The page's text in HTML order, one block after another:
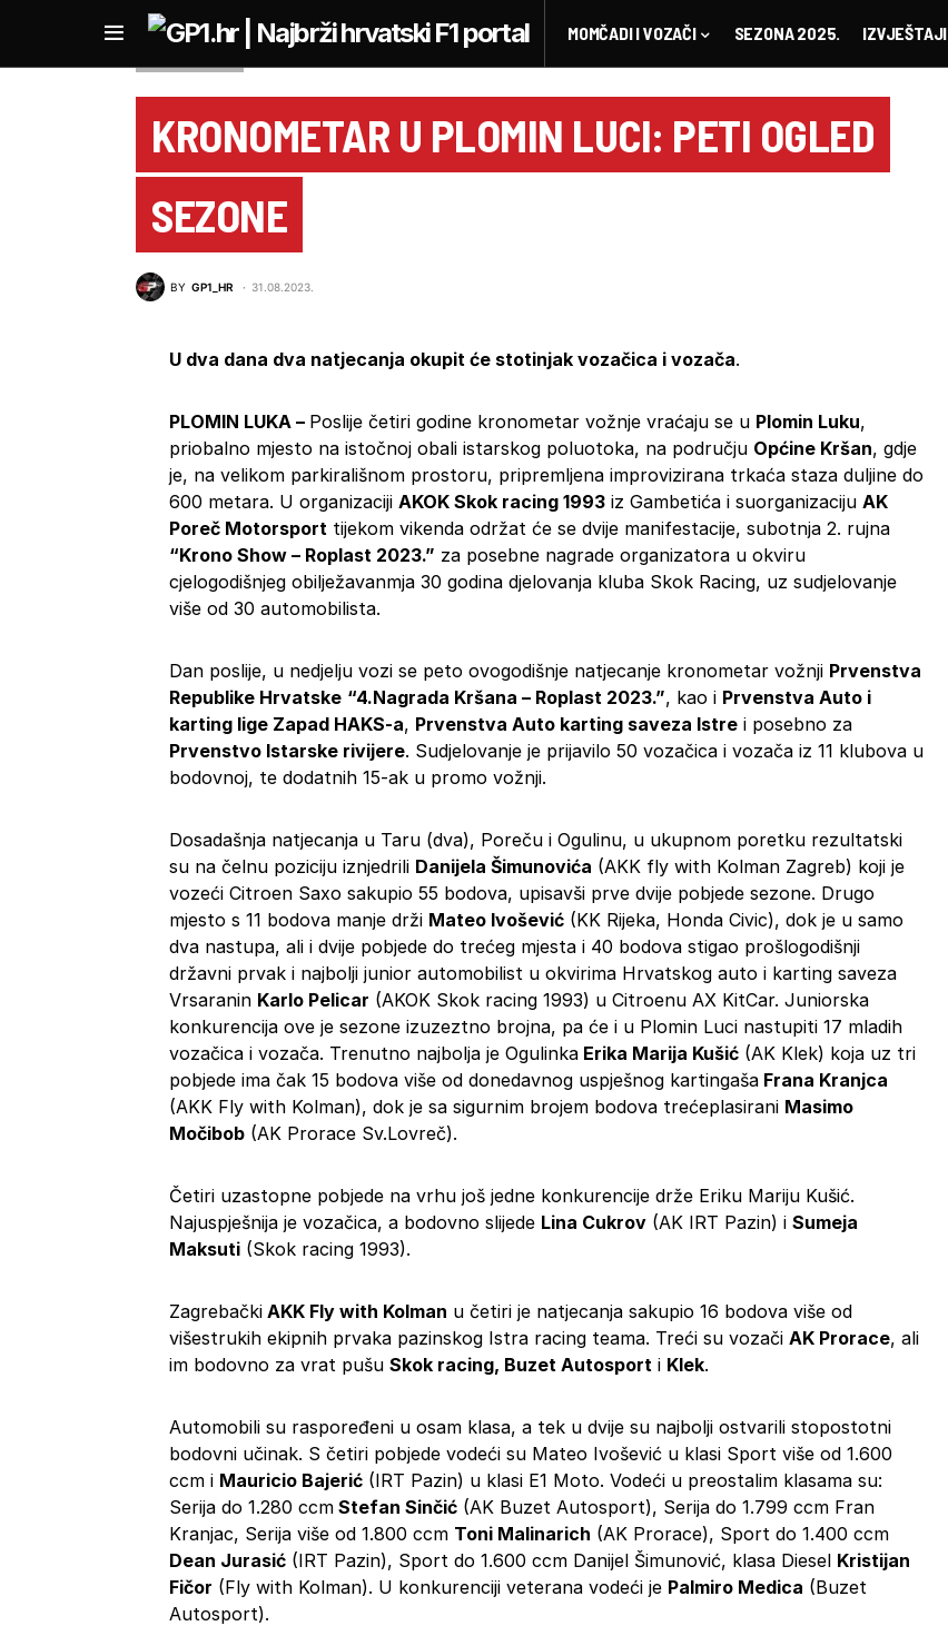
MOMČADI I VOZAČI SEZONA 2025. IZVJEŠTAJI
KRONOMETAR U PLOMIN LUCI: PETI OGLED
SEZONE
BY GP1_HR 31.08.2023.
U dva dana dva natjecanja okupit će stotinjak vozačica i vozača.
PLOMIN LUKA – Poslije četiri godine kronometar vožnje vraćaju se u Plomin Luku,
priobalno mjesto na istočnoj obali istarskog poluotoka, na području Općine Kršan, gdje
je, na velikom parkirališnom prostoru, pripremljena improvizirana trkaća staza duljine do
600 metara. U organizaciji AKOK Skok racing 1993 iz Gambetića i suorganizaciju AK
Poreč Motorsport tijekom vikenda održat će se dvije manifestacije, subotnja 2. rujna
“Krono Show – Roplast 2023.” za posebne nagrade organizatora u okviru
cjelogodišnjeg obilježavanmja 30 godina djelovanja kluba Skok Racing, uz sudjelovanje
više od 30 automobilista.
Dan poslije, u nedjelju vozi se peto ovogodišnje natjecanje kronometar vožnji Prvenstva
Republike Hrvatske “4.Nagrada Kršana – Roplast 2023.”, kao i Prvenstva Auto i
karting lige Zapad HAKS-a, Prvenstva Auto karting saveza Istre i posebno za
Prvenstvo Istarske rivijere. Sudjelovanje je prijavilo 50 vozačica i vozača iz 11 klubova u
bodovnoj, te dodatnih 15-ak u promo vožnji.
Dosadašnja natjecanja u Taru (dva), Poreču i Ogulinu, u ukupnom poretku rezultatski
su na čelnu poziciju iznjedrili Danijela Šimunovića (AKK fly with Kolman Zagreb) koji je
vozeći Citroen Saxo sakupio 55 bodova, upisavši prve dvije pobjede sezone. Drugo
mjesto s 11 bodova manje drži Mateo Ivošević (KK Rijeka, Honda Civic), dok je u samo
dva nastupa, ali i dvije pobjede do trećeg mjesta i 40 bodova stigao prošlogodišnji
državni prvak i najbolji junior automobilist u okvirima Hrvatskog auto i karting saveza
Vrsaranin Karlo Pelicar (AKOK Skok racing 1993) u Citroenu AX KitCar. Juniorska
konkurencija ove je sezone izuzeztno brojna, pa će i u Plomin Luci nastupiti 17 mladih
vozačica i vozača. Trenutno najbolja je Ogulinka Erika Marija Kušić (AK Klek) koja uz tri
pobjede ima čak 15 bodova više od donedavnog uspješnog kartingaša Frana Kranjca
(AKK Fly with Kolman), dok je sa sigurnim brojem bodova trećeplasirani Masimo
Močibob (AK Prorace Sv.Lovreč).
Četiri uzastopne pobjede na vrhu još jedne konkurencije drže Eriku Mariju Kušić.
Najuspješnija je vozačica, a bodovno slijede Lina Cukrov (AK IRT Pazin) i Sumeja
Maksuti (Skok racing 1993).
Zagrebački AKK Fly with Kolman u četiri je natjecanja sakupio 16 bodova više od
višestrukih ekipnih prvaka pazinskog Istra racing teama. Treći su vozači AK Prorace, ali
im bodovno za vrat pušu Skok racing, Buzet Autosport i Klek.
Automobili su raspoređeni u osam klasa, a tek u dvije su najbolji ostvarili stopostotni
bodovni učinak. S četiri pobjede vodeći su Mateo Ivošević u klasi Sport više od 1.600
ccm i Mauricio Bajerić (IRT Pazin) u klasi E1 Moto. Vodeći u preostalim klasama su:
Serija do 1.280 ccm Stefan Sinčić (AK Buzet Autosport), Serija do 1.799 ccm Fran
Kranjac, Serija više od 1.800 ccm Toni Malinarich (AK Prorace), Sport do 1.400 ccm
Dean Jurasić (IRT Pazin), Sport do 1.600 ccm Danijel Šimunović, klasa Diesel Kristijan
Fičor (Fly with Kolman). U konkurenciji veterana vodeći je Palmiro Medica (Buzet
Autosport).